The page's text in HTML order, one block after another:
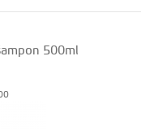
500ml